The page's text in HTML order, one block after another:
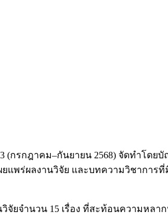
กรกฎาคม–กันยายน 2568) จัดทำโด
ยแพร่ผลงานวิจัย และบทความวิชาก
ยจำนวน 15 เรื่อง ที่สะท้อนความหล